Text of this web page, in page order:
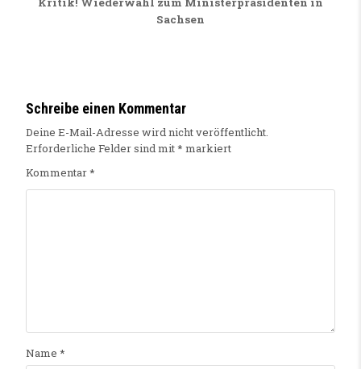
Sachsen
Schreibe einen Kommentar
Deine E-Mail-Adresse wird nicht veröffentlicht.
Erforderliche Felder sind mit* markiert
Kommentar*
Name *